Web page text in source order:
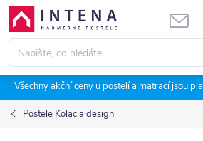
Přejít
obsah
Všechny akční ceny u postelí a matrací jsou
Postele Kolacia design